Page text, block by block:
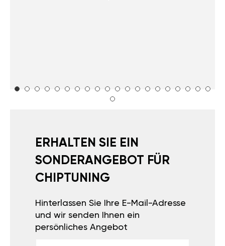
ERHALTEN SIE EIN
SONDERANGEBOT FÜR
CHIPTUNING
Hinterlassen Sie Ihre E-Mail-Adresse
und wir senden Ihnen ein
persönliches Angebot